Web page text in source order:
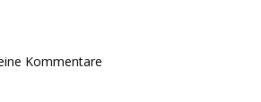
Kommentare